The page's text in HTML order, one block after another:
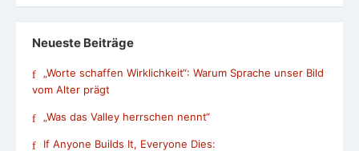
Neueste Beiträge
„Worte schaffen Wirklichkeit“: Warum Sprache unser Bild
vom Alter prägt
„Was das Valley herrschen nennt“
If Anyone Builds It, Everyone Dies: